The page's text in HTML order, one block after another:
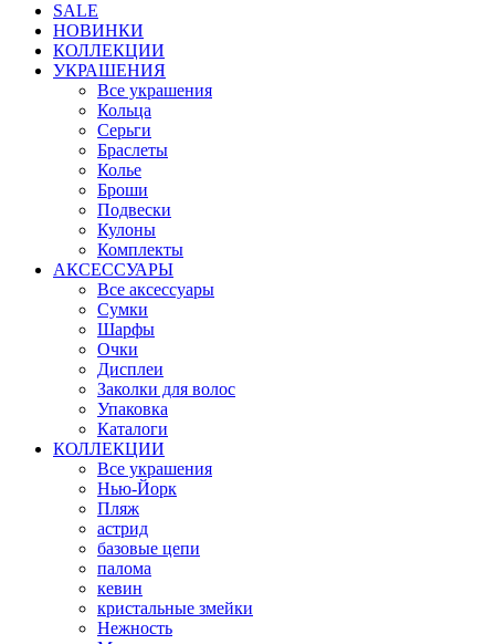
SALE
НОВИНКИ
КОЛЛЕКЦИИ
УКРАШЕНИЯ
Все украшения
Кольца
Серьги
Браслеты
Колье
Броши
Подвески
Кулоны
Комплекты
АКСЕССУАРЫ
Все аксессуары
Сумки
Шарфы
Очки
Дисплеи
Заколки для волос
Упаковка
Каталоги
КОЛЛЕКЦИИ
Все украшения
Нью-Йорк
Пляж
астрид
базовые цепи
палома
кевин
кристальные змейки
Нежность